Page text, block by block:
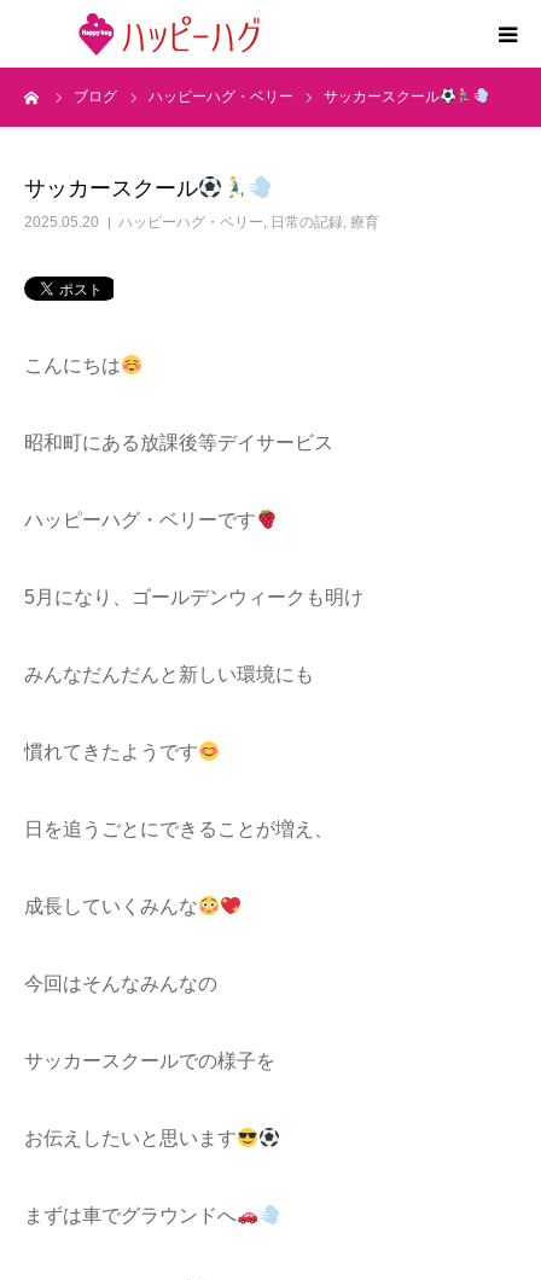
ブログ ハッピーハグ・ベリー サッカースクール
サッカースクール
2025.05.20 ハッピーハグ・ベリー, 日常の記録, 療育
こんにちは
昭和町にある放課後等デイサービス
ハッピーハグ・ベリーです
5月になり、ゴールデンウィークも明け
みんなだんだんと新しい環境にも
慣れてきたようです
日を追うごとにできることが増え、
成長していくみんな
今回はそんなみんなの
サッカースクールでの様子を
お伝えしたいと思います
まずは車でグラウンドへ
2つの特徴
求人情報
運営会社